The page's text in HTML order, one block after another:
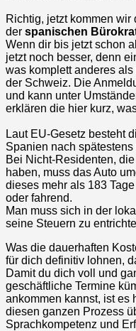
Richtig, jetzt kommen
der spanischen
Wenn dir bis jetzt schon
jetzt noch besser, denn
was komplett anderes
der Schweiz. Die
und kann unter
erklären die hier kurz,
Laut EU-Gesetz besteht
Spanien nach spätestens
Bei Nicht-Residenten,
haben, muss das Auto
dieses mehr als 183
oder fahrend.
Man muss sich in der
seine Steuern zu
Was die dauerhaften
für dich definitiv lohnen,
Damit du dich voll und
geschäftliche Termine
ankommen kannst, ist es
diesen ganzen Prozess
Sprachkompetenz und